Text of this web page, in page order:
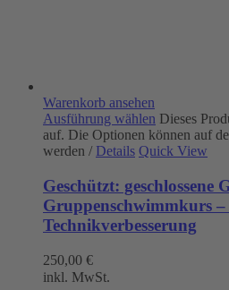
Warenkorb ansehen
Ausführung wählen Dieses
auf. Die Optionen können auf
werden / Details Quick View
Geschützt: geschlossene
Gruppenschwimmkurs
Technikverbesserung
250,00 €
inkl. MwSt.